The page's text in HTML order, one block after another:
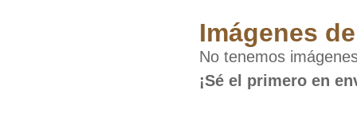
Imágenes
No tenemos
¡Sé el primero en